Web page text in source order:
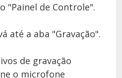
"Painel de Controle".
até a aba "Gravação".
de gravação
o microfone